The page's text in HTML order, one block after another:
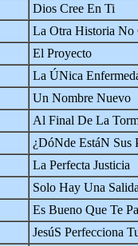
Dios Cree En Ti
La Otra Historia No
El Proyecto
La ÚNica
Un Nombre Nuevo
Al Final De La
¿DóNde EstáN Sus
La Perfecta Justicia
Solo Hay Una
Es Bueno Que Te
JesúS Perfecciona